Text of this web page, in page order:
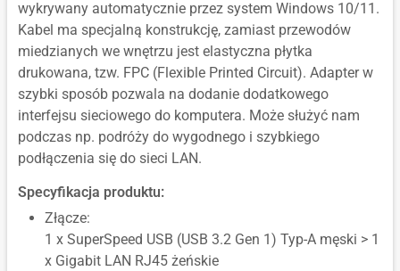
wykrywany automatycznie przez system Windows 10/11.
Kabel ma specjalną konstrukcję, zamiast przewodów
miedzianych we wnętrzu jest elastyczna płytka
drukowana, tzw. FPC (Flexible Printed Circuit). Adapter w
szybki sposób pozwala na dodanie dodatkowego
interfejsu sieciowego do komputera. Może służyć nam
podczas np. podróży do wygodnego i szybkiego
podłączenia się do sieci LAN.
Specyfikacja produktu:
Złącze:
1 x SuperSpeed USB (USB 3.2 Gen 1) Typ-A męski > 1
x Gigabit LAN RJ45 żeńskie